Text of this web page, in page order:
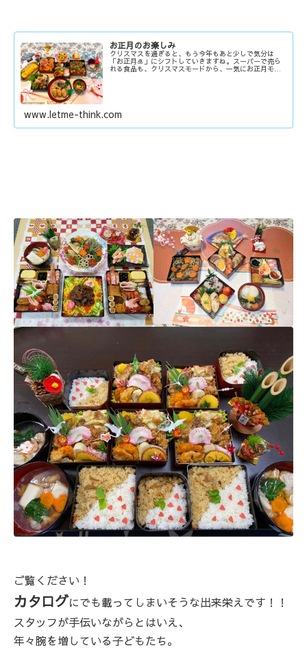
お正月のお楽しみ
クリスマスを過ぎると、もう今年もあと少しで気分は
「お正月🎍」にシフトしていきますね。スーパーで売ら
れる食品も、クリスマスモードから、一気にお正月モー
www.letme-think.com
ご覧ください！
カタログにでも載ってしまいそうな出来栄えです！！
スタッフが手伝いながらとはいえ、
年々腕を増している子どもたち。